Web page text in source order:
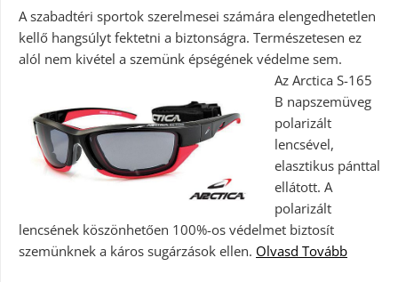
A szabadtéri sportok szerelmesei számára elengedhetetlen
kellő hangsúlyt fektetni a biztonságra. Természetesen ez
alól nem kivétel a szemünk épségének védelme sem.
Az Arctica S-165
B napszemüveg
polarizált
lencsével,
elasztikus pánttal
ellátott. A
polarizált
lencsének köszönhetően 100%-os védelmet biztosít
szemünknek a káros sugárzások ellen. Olvasd Tovább